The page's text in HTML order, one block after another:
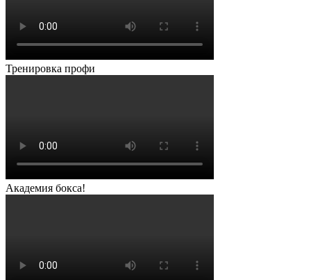
Тренировка профи
Академия бокса!